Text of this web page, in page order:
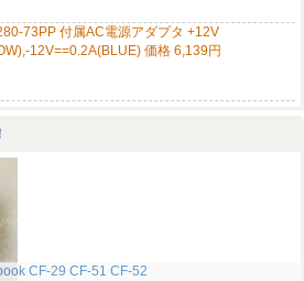
73PP 付属AC電源アダプタ +12V
12V==0.2A(BLUE) 価格 6,139円
CF-29 CF-51 CF-52